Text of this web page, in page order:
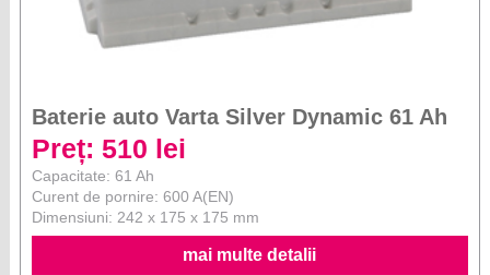
Baterie auto Varta Silver Dynamic 61 Ah
Preț: 510 lei
Capacitate: 61 Ah
Curent de pornire: 600 A(EN)
Dimensiuni: 242 x 175 x 175 mm
mai multe detalii